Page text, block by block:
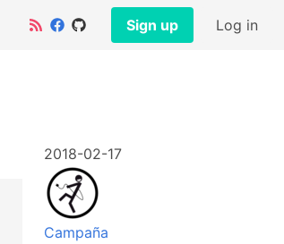
Sign up Log in
2018-02-17
Campaña